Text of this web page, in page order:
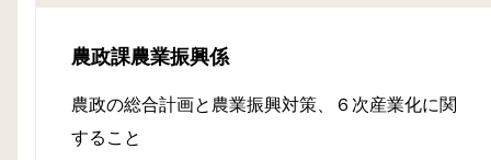
農政課農業振興係
農政の総合計画と農業振興対策、６次産業化に関
すること